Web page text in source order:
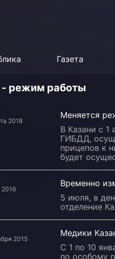
Газета
- режим работы
2018
Меняется
В Казани с 1
ГИБДД,
прицепов к
будет
Временно
5 июля, в
отделение
2015
Медики
С 1 по 10
по особому